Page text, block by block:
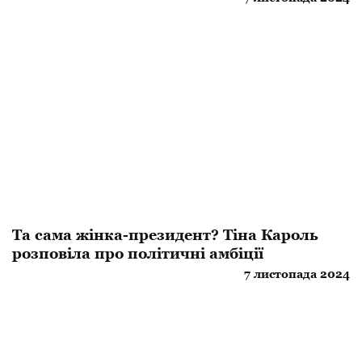
Та сама жінка-президент? Тіна Кароль
розповіла про політичні амбіції
7 листопада 2024